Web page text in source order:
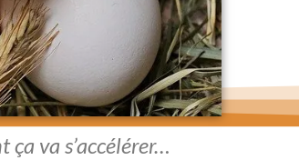
va s’accélérer…